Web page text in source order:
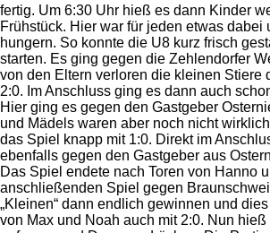
fertig. Um 6:30 Uhr hieß es dann Kinder
Frühstück. Hier war für jeden etwas dabei
hungern. So konnte die U8 kurz frisch
starten. Es ging gegen die Zehlendorfer
von den Eltern verloren die kleinen Stiere
2:0. Im Anschluss ging es dann auch
Hier ging es gegen den Gastgeber
und Mädels waren aber noch nicht
das Spiel knapp mit 1:0. Direkt im
ebenfalls gegen den Gastgeber aus
Das Spiel endete nach Toren von Hanno
anschließenden Spiel gegen
„Kleinen“ dann endlich gewinnen und
von Max und Noah auch mit 2:0. Nun